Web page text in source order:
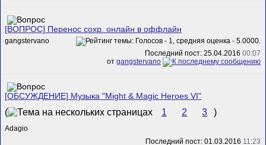
[ВОПРОС] Перенос сохр. онлайн в оффлайн
gangstervano
Последний пост: 25.04.2016 00:07
от gangstervano
[ОБСУЖДЕНИЕ] Музыка "Might & Magic Heroes VI"
( 1 2 3 )
Adagio
Последний пост: 01.03.2016 11:23